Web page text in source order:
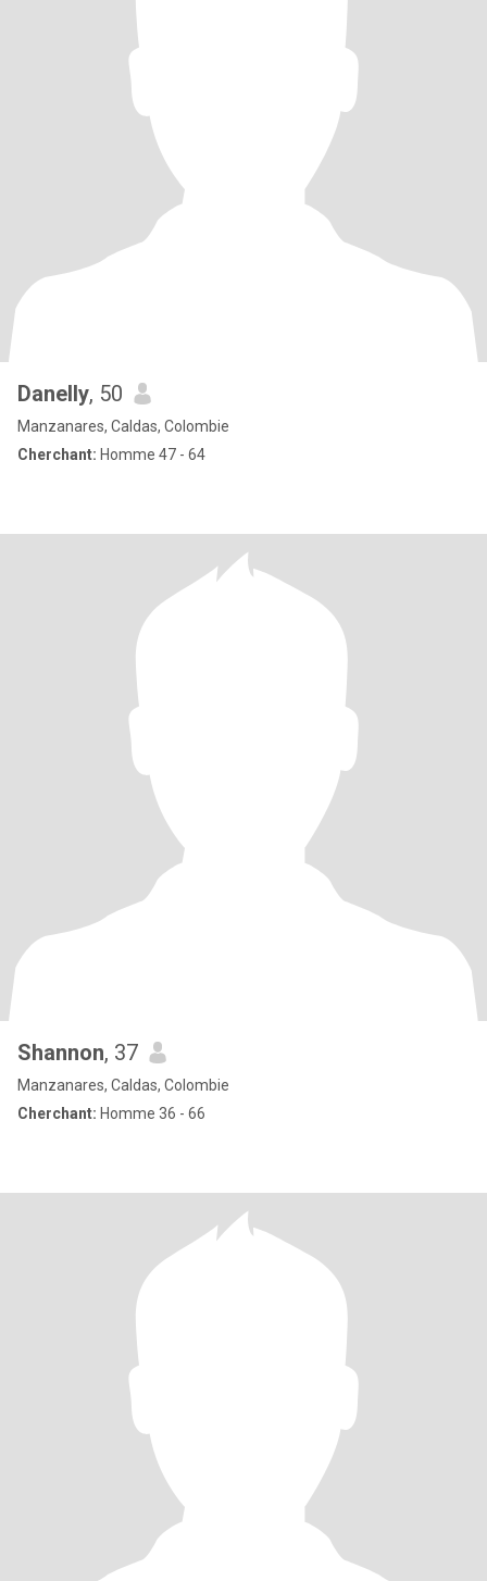
Danelly, 50
Manzanares, Caldas, Colombie
Cherchant: Homme 47 - 64
Shannon, 37
Manzanares, Caldas, Colombie
Cherchant: Homme 36 - 66